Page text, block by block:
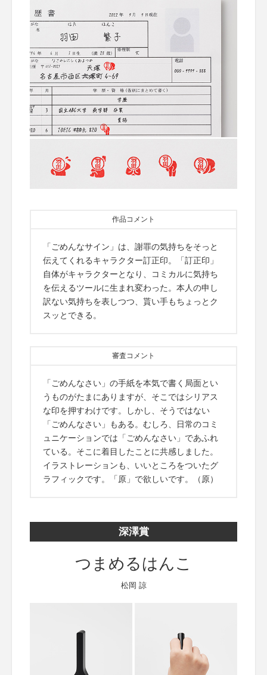
作品コメント
「ごめんなサイン」は、謝罪の気持ちをそっと
伝えてくれるキャラクター訂正印。「訂正印」
自体がキャラクターとなり、コミカルに気持ち
を伝えるツールに生まれ変わった。本人の申し
訳ない気持ちを表しつつ、貰い手もちょっとク
スッとできる。
審査コメント
「ごめんなさい」の手紙を本気で書く局面とい
うものがたまにありますが、そこではシリアス
な印を押すわけです。しかし、そうではない
「ごめんなさい」もある。むしろ、日常のコミ
ュニケーションでは「ごめんなさい」であふれ
ている。そこに着目したことに共感しました。
イラストレーションも、いいところをついたグ
ラフィックです。「原」で欲しいです。（原）
深澤賞
つまめるはんこ
松岡 諒